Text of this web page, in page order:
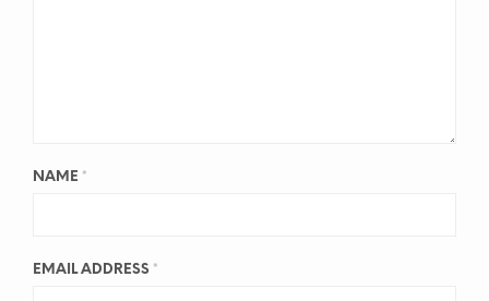
NAME *
EMAIL ADDRESS *